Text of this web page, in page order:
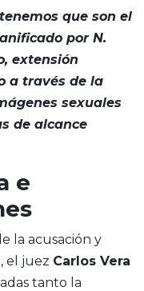
que son el
por N.
extensión
a través de la
sexuales
de alcance
e
la acusación y
el juez Carlos Vera
tanto la